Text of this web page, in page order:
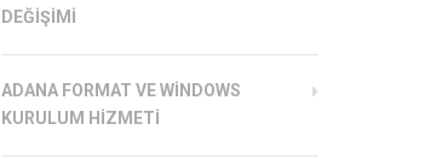
DEĞIŞIMI
ADANA FORMAT VE WINDOWS
KURULUM HIZMETI